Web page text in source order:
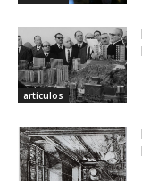
artículos